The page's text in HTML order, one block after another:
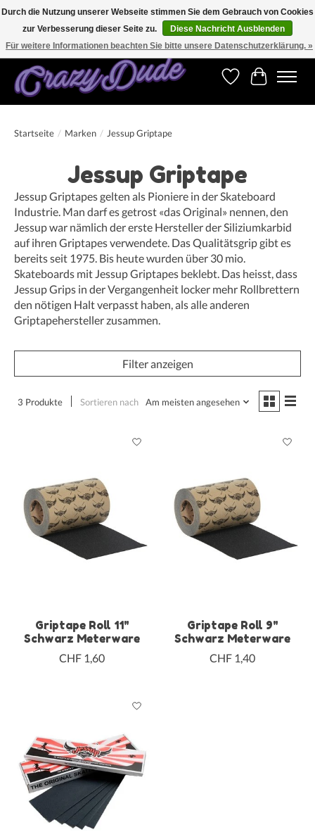
Versandkostenfrei bestellen ab CHF 200.00 in der Schweiz und ab EUR 250.00 in den
meisten Ländern weltweit.
Wunschzettel
Ihr
Startseite / Marken / Jessup Griptape
Jessup Griptape
Jessup Griptapes gelten als Pioniere in der Skateboard
Industrie. Man darf es getrost «das Original» nennen, den
Jessup war nämlich der erste Hersteller der Siliziumkarbid
auf ihren Griptapes verwendete. Das Qualitätsgrip gibt es
bereits seit 1975. Bis heute wurden über 30 mio.
Skateboards mit Jessup Griptapes beklebt. Das heisst, dass
Jessup Grips in der Vergangenheit locker mehr Rollbrettern
den nötigen Halt verpasst haben, als alle anderen
Griptapehersteller zusammen.
Filter anzeigen
3 Produkte Sortieren nach Am meisten angesehen
Griptape Roll 11"
Schwarz Meterware
CHF 1,60
Griptape Roll 9"
Schwarz Meterware
CHF 1,40
Durch die Nutzung unserer Webseite stimmen Sie dem Gebrauch von Cookies
zur Verbesserung dieser Seite zu.
Diese Nachricht Ausblenden
Für weitere Informationen beachten Sie bitte unsere Datenschutzerklärung. »